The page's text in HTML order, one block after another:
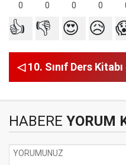
0 0 0 0
👍 👎 😍 😥
◁ 10. Sınıf Ders
HABERE YORUM